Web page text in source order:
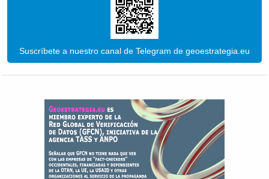
Suscríbete a nuestro canal de Telegram de geoestrategia.eu